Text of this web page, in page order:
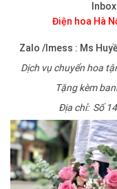
Điện hoa Hà
Zalo /Imess : Ms
Dịch vụ chuyển hoa
Tặng kèm
Địa chỉ: Số